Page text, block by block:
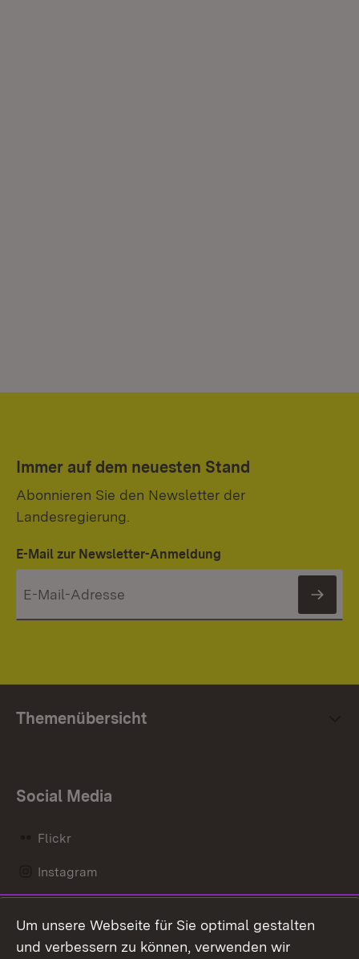
Immer auf dem neuesten Stand
Abonnieren Sie den Newsletter der
Landesregierung.
E-Mail zur Newsletter-Anmeldung
Themenübersicht
Social Media
Flickr
Instagram
Mastodon
Um unsere Webseite für Sie optimal gestalten
und verbessern zu können, verwenden wir